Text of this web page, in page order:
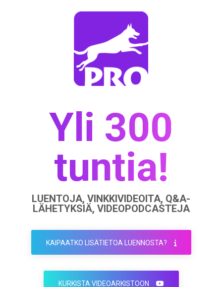
Yli 300
tuntia!
LUENTOJA, VINKKIVIDEOITA, Q&A-
LÄHETYKSIÄ, VIDEOPODCASTEJA
KAIPAATKO LISÄTIETOA LUENNOSTA?
KURKISTA VIDEOARKISTOON